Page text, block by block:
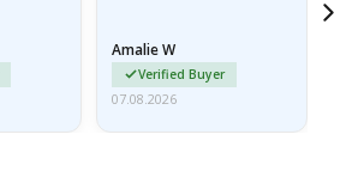
Amalie W
Verified Buyer
07.08.2026